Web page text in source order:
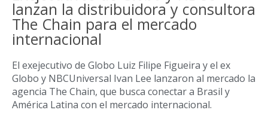
lanzan la distribuidora y consultora
The Chain para el mercado
internacional
El exejecutivo de Globo Luiz Filipe Figueira y el ex
Globo y NBCUniversal Ivan Lee lanzaron al mercado la
agencia The Chain, que busca conectar a Brasil y
América Latina con el mercado internacional.